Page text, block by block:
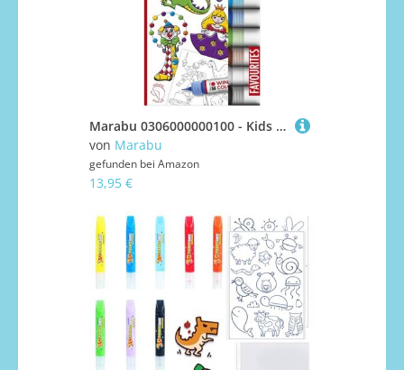
Marabu 0306000000100 - Kids Window Color Set mit 10 x 25 ml Farbe und Malvorlage A4 mit 18 Motiven, Fenstermalfarbe auf Wasserbasis, geeignet für Glas, Spiegel, Fliesen und Folie
von Marabu
gefunden bei Amazon
13,95 €